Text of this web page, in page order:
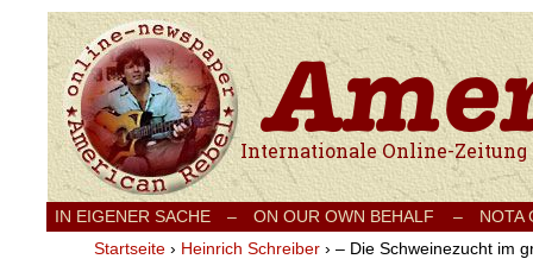
Internationale Onlinezeitung für Frieden,
IN EIGENER SACHE – ON OUR OWN BEHALF –
NOTA
Startseite › Heinrich Schreiber › – Die Schweinezucht im